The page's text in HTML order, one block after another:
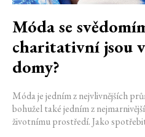
Móda se
charitativní jsou
domy?
Móda je jedním z nejvlivnějších
bohužel také jedním z
životnímu prostředí. Jako